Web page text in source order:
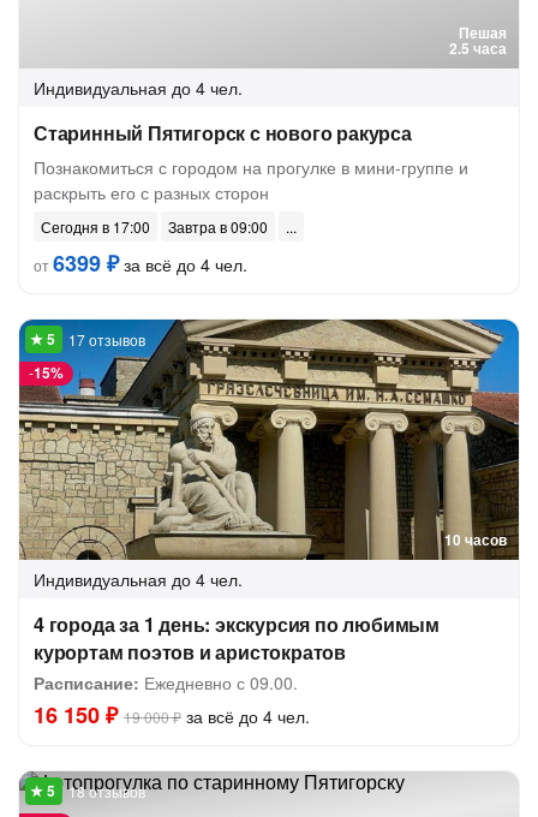
Пешая
2.5 часа
Индивидуальная до 4 чел.
Старинный Пятигорск с нового ракурса
Познакомиться с городом на прогулке в мини-группе и
раскрыть его с разных сторон
Сегодня в 17:00
Завтра в 09:00
от6399 ₽за всё до 4 чел.
10 часов
-15%
17 отзывов
Индивидуальная до 4 чел.
4 города за 1 день: экскурсия по любимым
курортам поэтов и аристократов
Расписание: Ежедневно с 09.00.
16 150 ₽ 19 000 ₽ за всё до 4 чел.
18 отзывов